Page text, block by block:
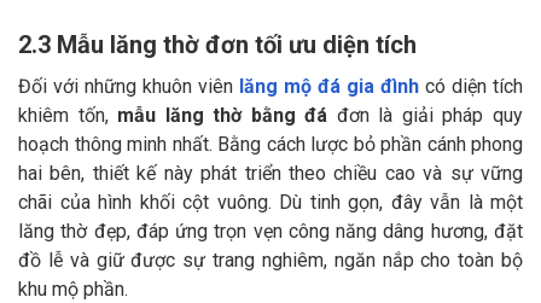
2.3 Mẫu lăng thờ đơn tối ưu diện tích
Đối với những khuôn viên lăng mộ đá gia đình có diện tích
khiêm tốn, mẫu lăng thờ bằng đá đơn là giải pháp quy
hoạch thông minh nhất. Bằng cách lược bỏ phần cánh phong
hai bên, thiết kế này phát triển theo chiều cao và sự vững
chãi của hình khối cột vuông. Dù tinh gọn, đây vẫn là một
lăng thờ đẹp, đáp ứng trọn vẹn công năng dâng hương, đặt
đồ lễ và giữ được sự trang nghiêm, ngăn nắp cho toàn bộ
khu mộ phần.